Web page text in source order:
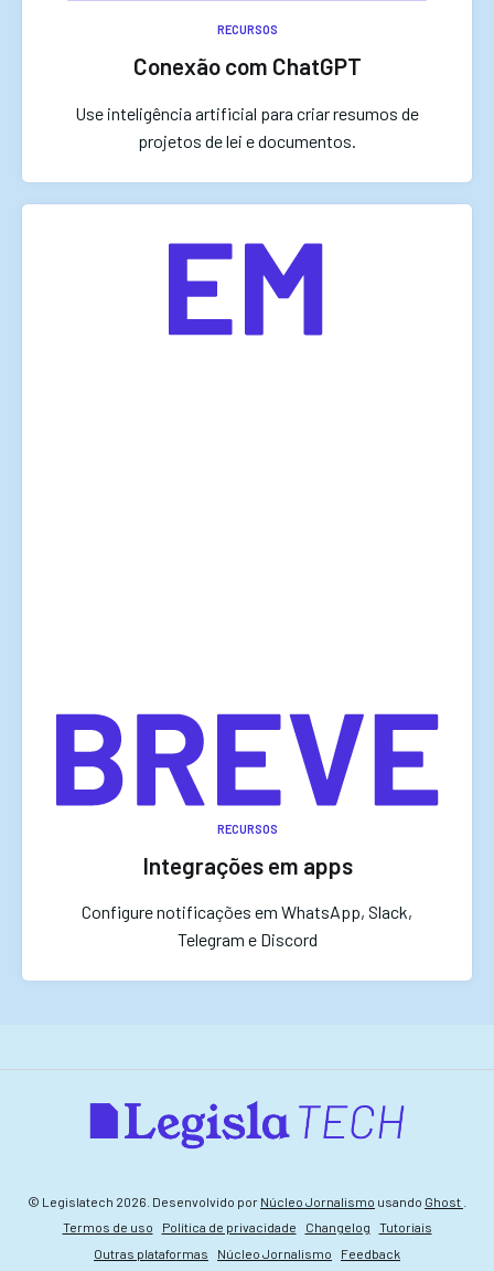
RECURSOS
Conexão com ChatGPT
Use inteligência artificial para criar resumos de
projetos de lei e documentos.
RECURSOS
Integrações em apps
Configure notificações em WhatsApp, Slack,
Telegram e Discord
© Legislatech 2026. Desenvolvido por Núcleo Jornalismo usando Ghost
Termos de uso
Política de privacidade Changelog
Tutoriais
Outras plataformas
Núcleo Jornalismo Feedback